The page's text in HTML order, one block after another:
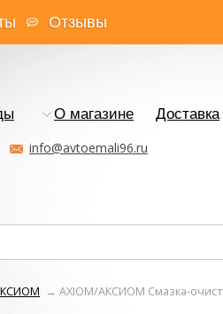
Отзывы
О магазине Доставка
info@avtoemali96.ru
→ AXIOM/АКСИОМ Смазка-